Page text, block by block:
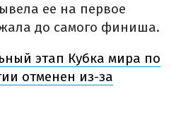
ее на первое
до самого финиша.
этап Кубка мира по
отменен из-за